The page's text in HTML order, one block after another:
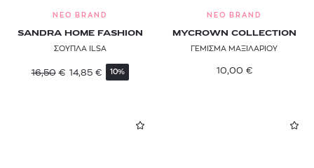
NEO BRAND
SANDRA HOME FASHION
ΣΟΥΠΛΑ ILSA
16,50 € 14,85 € 10%
NEO BRAND
MYCROWN COLLECTION
ΓΕΜΙΣΜΑ ΜΑΞΙΛΑΡΙΟΥ
10,00 €